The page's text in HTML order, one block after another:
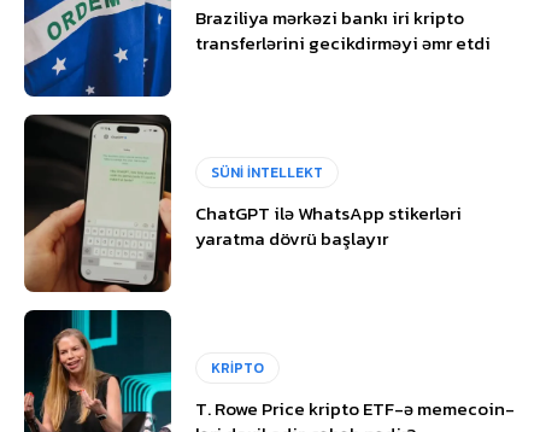
Braziliya mərkəzi bankı iri kripto
transferlərini gecikdirməyi əmr etdi
SÜNİ İNTELLEKT
ChatGPT ilə WhatsApp stikerləri
yaratma dövrü başlayır
KRİPTO
T. Rowe Price kripto ETF-ə memecoin-